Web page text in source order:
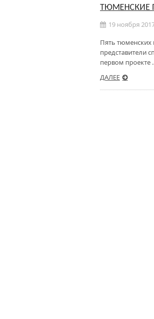
ТЮМЕНСКИЕ
19 ноября
Пять
представители
первом проекте
ДАЛЕЕ